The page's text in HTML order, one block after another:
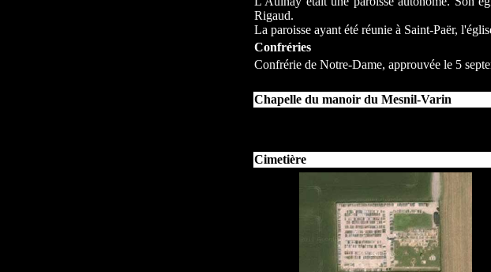
Rigaud.
La paroisse ayant été réunie à Saint-Paër,
Confréries
Confrérie de Notre-Dame, approuvée le 5
Chapelle du manoir du Mesnil-Varin
Cimetière